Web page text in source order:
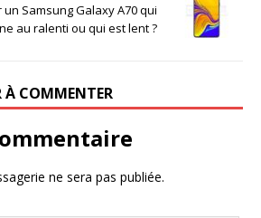
Samsung Galaxy A70 qui
au ralenti ou qui est lent ?
À COMMENTER
ne sera pas publiée.